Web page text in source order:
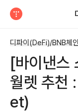
디파이(DeFi)/BNB체인
[바이낸스
월렛 추천
et)